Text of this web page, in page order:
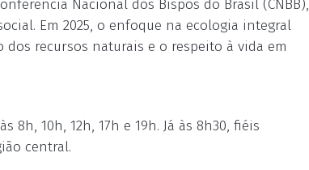
Nacional dos Bispos do Brasil (CNBB),
Em 2025, o enfoque na ecologia integral
dos recursos naturais e o respeito à vida em
8h, 10h, 12h, 17h e 19h. Já às 8h30, fiéis
central.